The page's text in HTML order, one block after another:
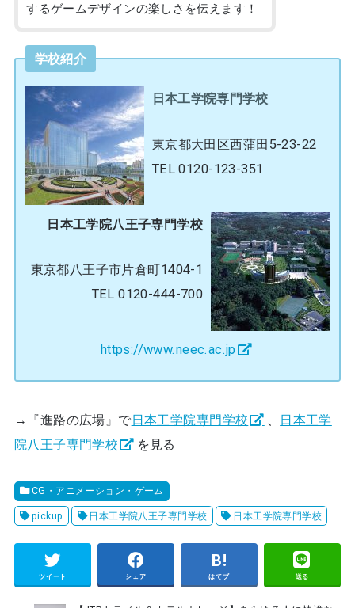
するゲームデザインの楽しさを伝えます！
学校紹介
日本工学院専門学校
東京都大田区西蒲田5-23-22
TEL 0120-123-351
日本工学院八王子専門学校
東京都八王子市片倉町1404-1
TEL 0120-444-700
https://www.neec.ac.jp
→『進路の広場』で日本工学院専門学校 、 日本工学
院八王子専門学校
を見る
CG・アニメーション・ゲーム
pickup 日本工学院八王子専門学校 日本工学院専門学校
ツイート シェア はてブ 送る